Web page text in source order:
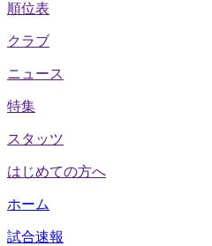
順位表
クラブ
ニュース
特集
スタッツ
はじめての方へ
ホーム
試合速報